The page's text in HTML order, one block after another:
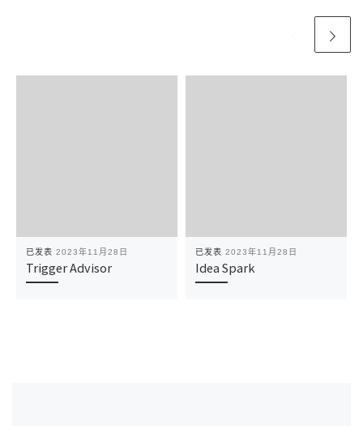
已发表 2023年11月28日
Trigger Advisor
已发表 2023年11月28日
Idea Spark